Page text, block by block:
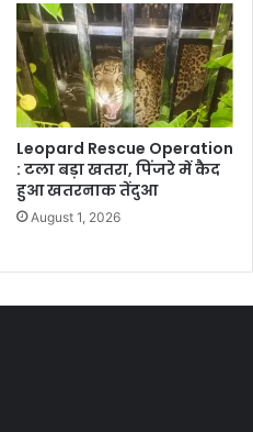
Leopard Rescue Operation
: टला बड़ा खतरा, पिंजरे में कैद
हुआ खतरनाक तेंदुआ
August 1, 2026